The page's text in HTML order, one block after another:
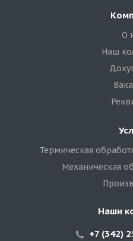
О
Наш
Термическая
Механическая
Наши
+7 (342)